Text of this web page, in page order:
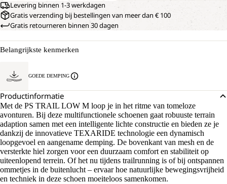
Levering binnen 1-3 werkdagen
Gratis verzending bij bestellingen van meer dan € 100
Gratis retourneren binnen 30 dagen
Belangrijkste kenmerken
GOEDE DEMPING
Productinformatie
Met de PS TRAIL LOW M loop je in het ritme van tomeloze
avonturen. Bij deze multifunctionele schoenen gaat robuuste terrain
adaption samen met een intelligente lichte constructie en bieden ze je
dankzij de innovatieve TEXARIDE technologie een dynamisch
loopgevoel en aangename demping. De bovenkant van mesh en de
versterkte hiel zorgen voor een duurzaam comfort en stabiliteit op
uiteenlopend terrein. Of het nu tijdens trailrunning is of bij ontspannen
ommetjes in de buitenlucht – ervaar hoe natuurlijke bewegingsvrijheid
en techniek in deze schoen moeiteloos samenkomen.